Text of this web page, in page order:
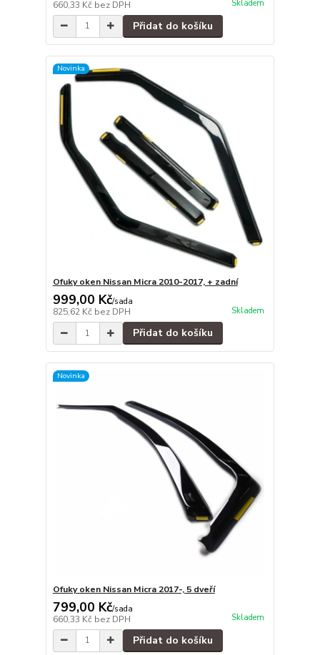
660,33 Kč bez DPH Skladem
Přidat do košíku
Novinka
Ofuky oken Nissan Micra 2010-2017, + zadní
999,00 Kč/sada
825,62 Kč bez DPH Skladem
Přidat do košíku
Novinka
Ofuky oken Nissan Micra 2017-, 5 dveří
799,00 Kč/sada
660,33 Kč bez DPH Skladem
Přidat do košíku